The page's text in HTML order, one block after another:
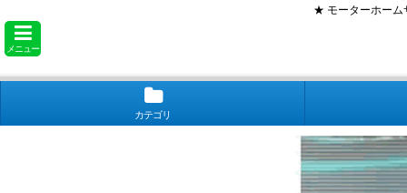
★ モーターホーム
メニュー
カテゴリ